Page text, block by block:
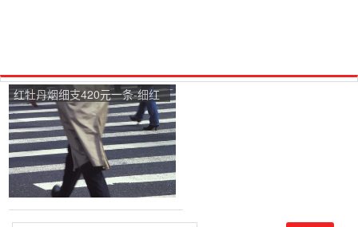
红牡丹烟细支420元一条-细红
牡丹一条多钱？显示是越南
的。